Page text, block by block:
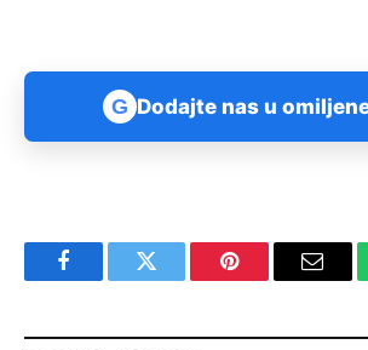
G Dodajte nas u
FacebookTwitter Pinterest Email